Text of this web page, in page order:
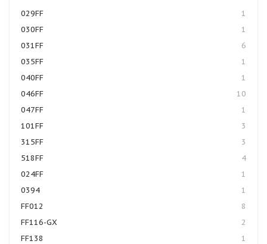
029FF
1
030FF
1
031FF
6
035FF
1
040FF
1
046FF
10
047FF
1
101FF
3
315FF
3
518FF
4
024FF
1
0394
1
FF012
8
FF116-GX
2
FF138
1